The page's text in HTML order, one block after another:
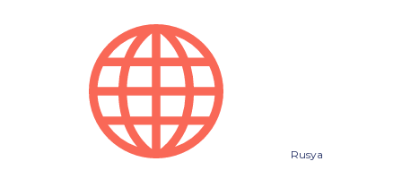
Rusya